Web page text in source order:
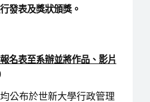
發表及獎狀頒獎。
名表至系辦並將作品、影片
公布於世新大學行政管理